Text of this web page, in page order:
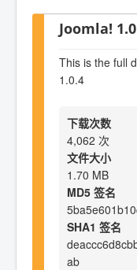
Joomla!
This is the full
1.0.4
下载次数
4,062 次
文件大小
1.70 MB
MD5 签名
SHA1 签名
ab